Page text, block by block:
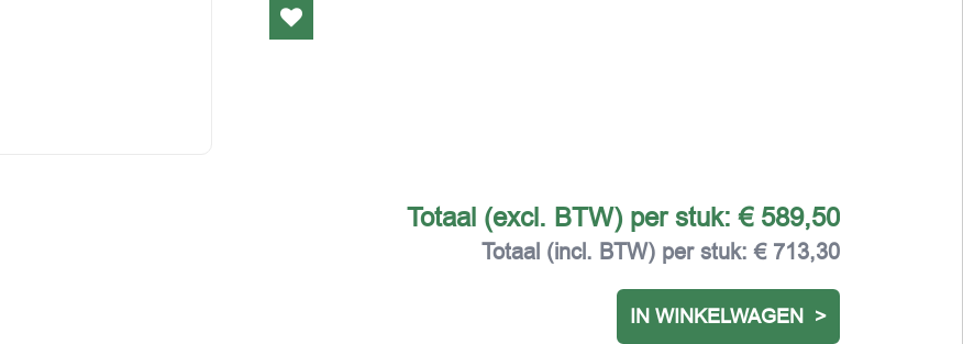
Totaal (excl. BTW) per stuk:€ 589,50
Totaal (incl. BTW) per stuk:€ 713,30
IN WINKELWAGEN >